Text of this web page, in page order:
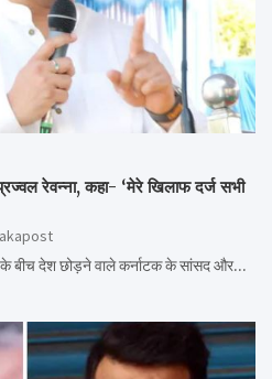
रेवन्ना, कहा- ‘मेरे खिलाफ दर्ज सभी
बीच देश छोड़ने वाले कर्नाटक के सांसद और…